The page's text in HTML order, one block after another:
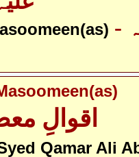
- معصومین علیہ
اقوالِ
Qamar Ali